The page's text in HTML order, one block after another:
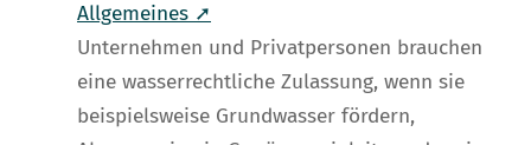
Allgemeines ➚
Unternehmen und Privatpersonen brauchen
eine wasserrechtliche Zulassung, wenn sie
beispielsweise Grundwasser fördern,